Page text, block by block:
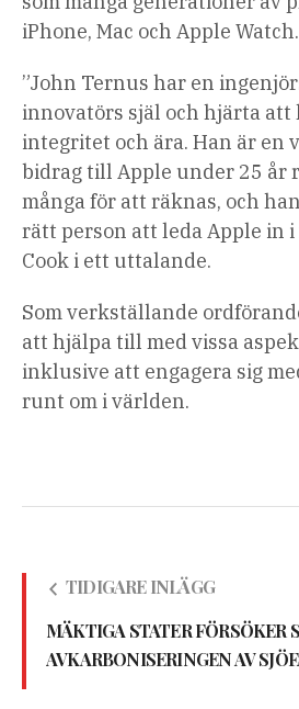
iPhone, Mac och Apple Watch.
”John Ternus har en
innovatörs själ och hjärta att
integritet och ära. Han är en
bidrag till Apple under 25 år
många för att räknas, och
rätt person att leda Apple in i
Cook i ett uttalande.
Som verkställande
att hjälpa till med vissa
inklusive att engagera sig
runt om i världen.
TIDIGARE INLÄGG
MÄKTIGA STATER FÖRSÖKER
AVKARBONISERINGEN AV